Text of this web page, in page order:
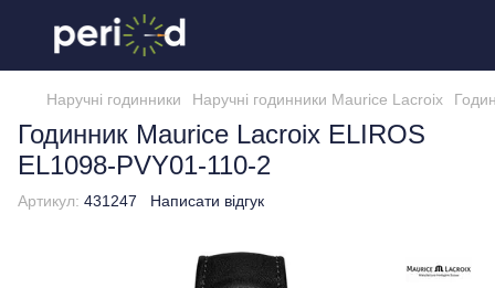
Наручні годинники Наручні годинники Maurice Lacroix
Годинник Maurice Lacroix ELIROS
EL1098-PVY01-110-2
Артикул: 431247 Написати відгук